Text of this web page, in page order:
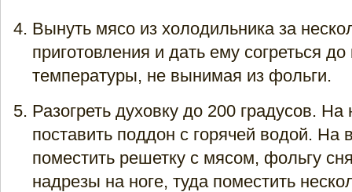
Вынуть мясо из холодильника за
приготовления и дать ему согреться
температуры, не вынимая из фольги.
Разогреть духовку до 200 градусов.
поставить поддон с горячей водой. На
поместить решетку с мясом, фольгу
надрезы на ноге, туда поместить